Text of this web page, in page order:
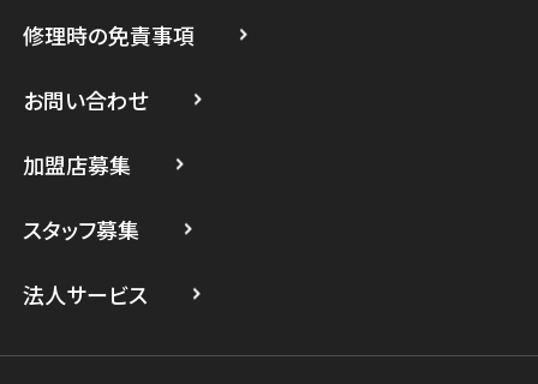
スマホスピタル 登戸・向ヶ丘遊園
スマホスピタル 武蔵小杉
スマホスピタル テルル上大岡
修理時の免責事項
お問い合わせ
加盟店募集
スタッフ募集
法人サービス